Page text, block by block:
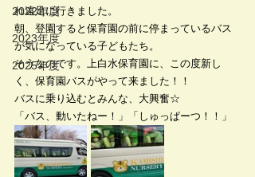
2022年度
2023年度
2025年度
れ遠足に行きました。
朝、登園すると保育園の前に停まっているバス
が気になっている子どもたち。
そうなのです。上白水保育園に、この度新し
く、保育園バスがやって来ました！！
バスに乗り込むとみんな、大興奮☆
「バス、動いたねー！」「しゅっぱーつ！！」